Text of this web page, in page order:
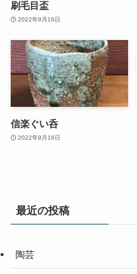
刷毛目盃
2022年9月16日
信楽ぐい呑
2022年9月16日
最近の投稿
陶芸